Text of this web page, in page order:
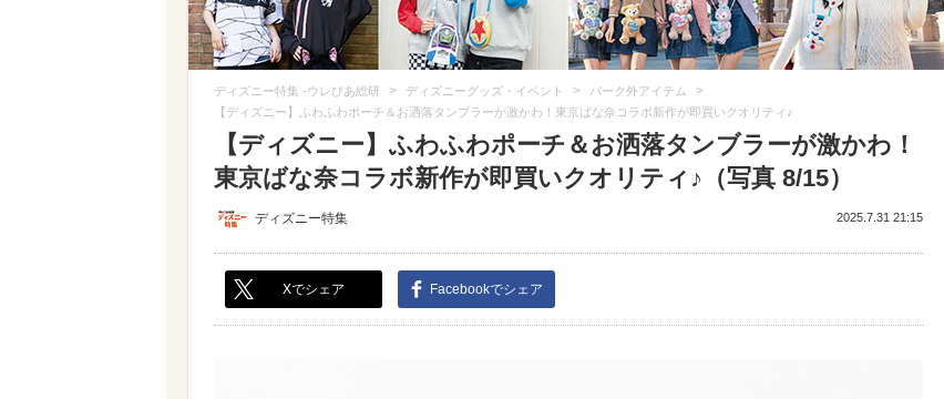
ディズニー特集 -ウレぴあ総研 > ディズニーグッズ・イベント > パーク外アイテム >
【ディズニー】ふわふわポーチ＆お洒落タンブラーが激かわ！東京ばな奈コラボ新作が即買いクオリティ♪
【ディズニー】ふわふわポーチ＆お洒落タンブラーが激かわ！
東京ばな奈コラボ新作が即買いクオリティ♪（写真 8/15）
ディズニー特集 2025.7.31 21:15
Xでシェア Facebookでシェア